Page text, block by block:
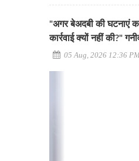
"अगर बेअदबी की घटनाएं
कार्रवाई क्यों नहीं की?"
05 Aug, 2026 12:36